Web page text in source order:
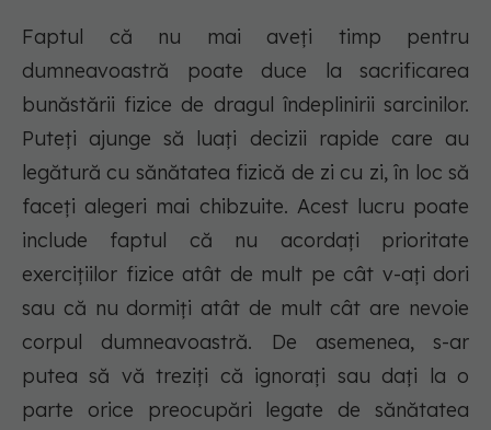
Faptul că nu mai aveți timp pentru
dumneavoastră poate duce la sacrificarea
bunăstării fizice de dragul îndeplinirii sarcinilor.
Puteți ajunge să luați decizii rapide care au
legătură cu sănătatea fizică de zi cu zi, în loc să
faceți alegeri mai chibzuite. Acest lucru poate
include faptul că nu acordați prioritate
exercițiilor fizice atât de mult pe cât v-ați dori
sau că nu dormiți atât de mult cât are nevoie
corpul dumneavoastră. De asemenea, s-ar
putea să vă treziți că ignorați sau dați la o
parte orice preocupări legate de sănătatea